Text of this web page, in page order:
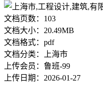
文档页数： 103
文档大小： 20.49MB
文档格式： pdf
文档分类： 上海市
上传会员： 鲁班-99
上传日期： 2026-01-27